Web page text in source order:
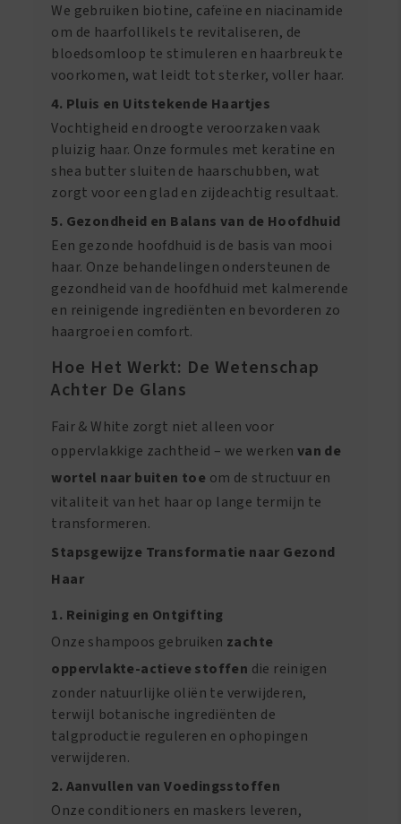
We gebruiken biotine, cafeïne en niacinamide
om de haarfollikels te revitaliseren, de
bloedsomloop te stimuleren en haarbreuk te
voorkomen, wat leidt tot sterker, voller haar.
4. Pluis en Uitstekende Haartjes
Vochtigheid en droogte veroorzaken vaak
pluizig haar. Onze formules met keratine en
shea butter sluiten de haarschubben, wat
zorgt voor een glad en zijdeachtig resultaat.
5. Gezondheid en Balans van de Hoofdhuid
Een gezonde hoofdhuid is de basis van mooi
haar. Onze behandelingen ondersteunen de
gezondheid van de hoofdhuid met kalmerende
en reinigende ingrediënten en bevorderen zo
haargroei en comfort.
Hoe Het Werkt: De Wetenschap
Achter De Glans
Fair & White zorgt niet alleen voor
oppervlakkige zachtheid – we werken van de
wortel naar buiten toe om de structuur en
vitaliteit van het haar op lange termijn te
transformeren.
Stapsgewijze Transformatie naar Gezond
Haar
1. Reiniging en Ontgifting
Onze shampoos gebruiken zachte
oppervlakte-actieve stoffen die reinigen
zonder natuurlijke oliën te verwijderen,
terwijl botanische ingrediënten de
talgproductie reguleren en ophopingen
verwijderen.
2. Aanvullen van Voedingsstoffen
Onze conditioners en maskers leveren,